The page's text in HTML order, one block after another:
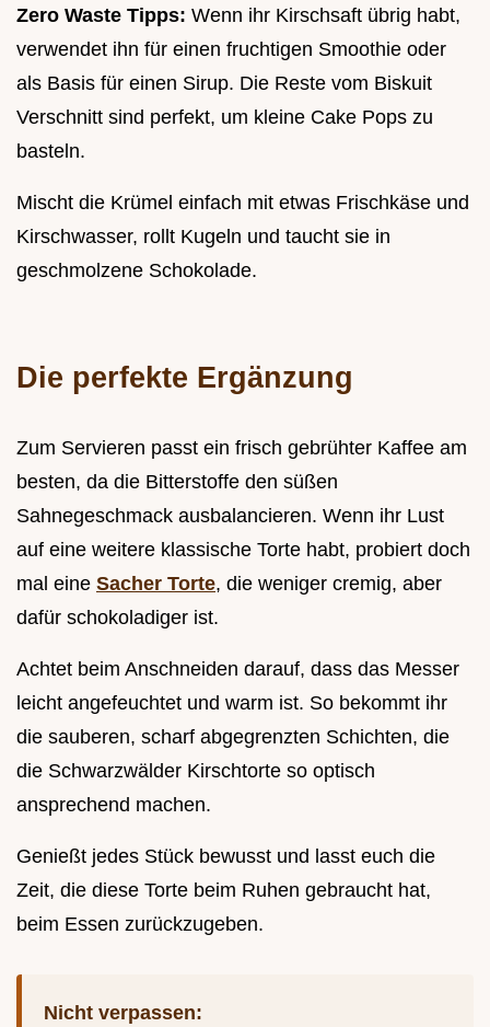
Zero Waste Tipps: Wenn ihr Kirschsaft übrig habt,
verwendet ihn für einen fruchtigen Smoothie oder
als Basis für einen Sirup. Die Reste vom Biskuit
Verschnitt sind perfekt, um kleine Cake Pops zu
basteln.
Mischt die Krümel einfach mit etwas Frischkäse und
Kirschwasser, rollt Kugeln und taucht sie in
geschmolzene Schokolade.
Die perfekte Ergänzung
Zum Servieren passt ein frisch gebrühter Kaffee am
besten, da die Bitterstoffe den süßen
Sahnegeschmack ausbalancieren. Wenn ihr Lust
auf eine weitere klassische Torte habt, probiert doch
mal eine Sacher Torte, die weniger cremig, aber
dafür schokoladiger ist.
Achtet beim Anschneiden darauf, dass das Messer
leicht angefeuchtet und warm ist. So bekommt ihr
die sauberen, scharf abgegrenzten Schichten, die
die Schwarzwälder Kirschtorte so optisch
ansprechend machen.
Genießt jedes Stück bewusst und lasst euch die
Zeit, die diese Torte beim Ruhen gebraucht hat,
beim Essen zurückzugeben.
Nicht verpassen: